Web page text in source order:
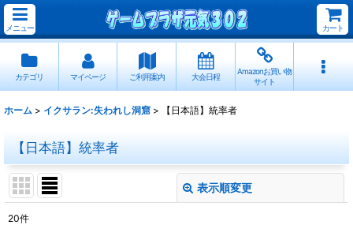
メニュー カート
カテゴリ マイページ ご利用案内 大会日程
Amazonお買い物
サイト
ホーム > イクサラン:失われし洞窟 > 【日本語】統率者
【日本語】統率者
表示順変更
20件